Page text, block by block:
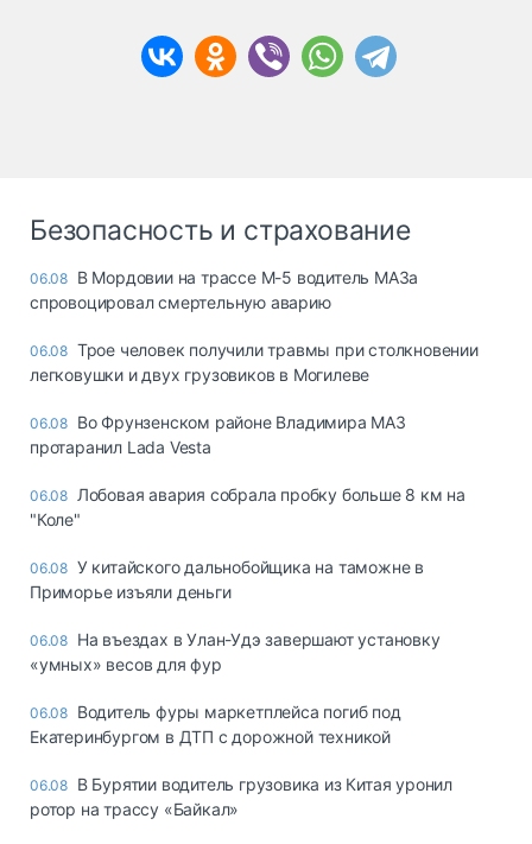
Безопасность и страхование
06.08 В Мордовии на трассе М-5 водитель МАЗа
спровоцировал смертельную аварию
06.08 Трое человек получили травмы при столкновении
легковушки и двух грузовиков в Могилеве
06.08 Во Фрунзенском районе Владимира МАЗ
протаранил Lada Vesta
06.08 Лобовая авария собрала пробку больше 8 км на
"Коле"
06.08 У китайского дальнобойщика на таможне в
Приморье изъяли деньги
06.08 Ha въeздax в Улaн-Удэ зaвepшaют ycтaнoвкy
«yмныx» вecoв для фyp
06.08 Водитель фуры маркетплейса погиб под
Екатеринбургом в ДТП с дорожной техникой
06.08 В Бурятии водитель грузовика из Китая уронил
ротор на трассу «Байкал»